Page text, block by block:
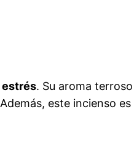
estrés. Su aroma
este incienso